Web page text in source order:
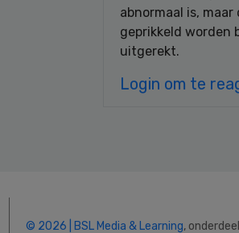
abnormaal is,
geprikkeld worden
uitgerekt.
Login om te
© 2026 | BSL Media & Learning,